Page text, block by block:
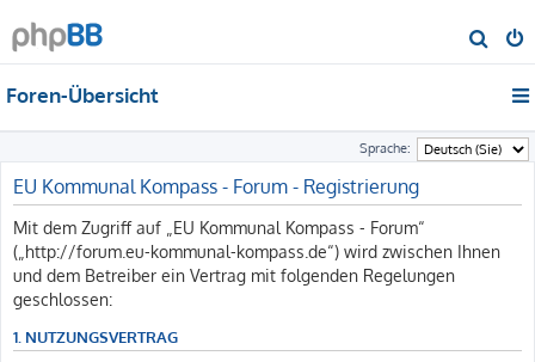
u
e
Foren-Übersicht
Sprache:
EU Kommunal Kompass - Forum - Registrierung
Mit dem Zugriff auf „EU Kommunal Kompass - Forum“
(„http://forum.eu-kommunal-kompass.de“) wird zwischen Ihnen
und dem Betreiber ein Vertrag mit folgenden Regelungen
geschlossen:
1. NUTZUNGSVERTRAG